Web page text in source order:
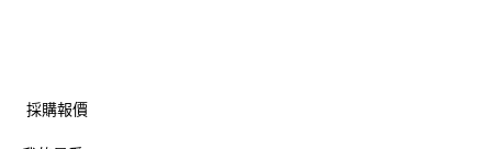
採購報價